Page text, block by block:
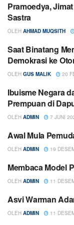
SASTRA
Pramoedya,
Sastra
OLEH AHMAD MUQSITH
POLITIK
Saat Binatang
Demokrasi ke
OLEH GUS MALIK 20
PEREMPUAN
Ibuisme Negara
Prempuan di
OLEH ADMIN 7 JUNI
POLITIK
Awal Mula
OLEH ADMIN 19
POLITIK
Membaca Model
OLEH ADMIN 11
POLITIK
Asvi Warman
OLEH ADMIN 11